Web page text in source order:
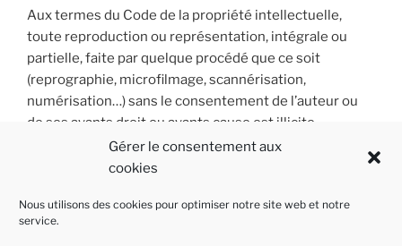
Gérer le consentement aux
cookies
Nous utilisons des cookies pour optimiser notre site web et notre
service.
Aux termes du Code de la propriété intellectuelle,
toute reproduction ou représentation, intégrale ou
partielle, faite par quelque procédé que ce soit
(reprographie, microfilmage, scannérisation,
numérisation…) sans le consentement de l’auteur ou
de ses ayants droit ou ayants cause est illicite
et constitue une contrefaçon sanctionnée par les
articles L 335-2 et suivants du Code de la propriété